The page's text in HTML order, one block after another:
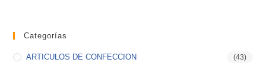
Categorías
ARTICULOS DE CONFECCION (43)